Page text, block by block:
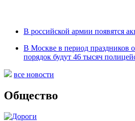
В российской армии появятся
В Москве в период праздников
порядок будут 46 тысяч
все новости
Общество